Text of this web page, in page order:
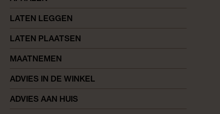
LATEN LEGGEN
LATEN PLAATSEN
MAATNEMEN
ADVIES IN DE WINKEL
ADVIES AAN HUIS